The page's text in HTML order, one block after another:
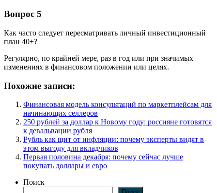
Вопрос 5
Как часто следует пересматривать личный инвестиционный
план 40+?
Регулярно, по крайней мере, раз в год или при значимых
изменениях в финансовом положении или целях.
Похожие записи:
Финансовая модель консультаций по маркетплейсам для
начинающих селлеров
250 рублей за доллар к Новому году: россияне готовятся
к девальвации рубля
Рубль как щит от инфляции: почему эксперты видят в
этом выгоду для вкладчиков
Первая половина декабря: почему сейчас лучше
покупать доллары и евро
Поиск